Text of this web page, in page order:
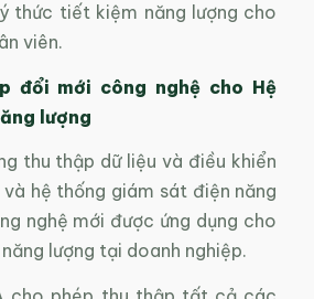
thức tiết kiệm năng lượng cho
viên.
đổi mới công nghệ cho Hệ
lượng
thu thập dữ liệu và điều khiển
và hệ thống giám sát điện năng
nghệ mới được ứng dụng cho
lượng tại doanh nghiệp.